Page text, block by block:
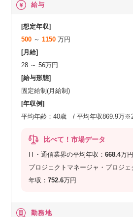
給与
[想定年収]
500 ～1150 万円
[月給]
28 ～ 56万円
[給与形態]
固定給制(月給制)
[年収例]
平均年齢：40歳 / 平均年収869.9万
比べて！市場データ
IT・通信業界の平均年収：668.4万円
プロジェクトマネージャ・プロジ
年収：752.6万円
勤務地